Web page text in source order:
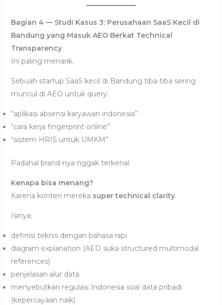
Bagian 4 — Studi Kasus 3: Perusahaan SaaS Kecil di
Bandung yang Masuk AEO Berkat Technical
Transparency
Ini paling menarik.
Sebuah startup SaaS kecil di Bandung tiba-tiba sering
muncul di AEO untuk query:
“aplikasi absensi karyawan indonesia”
“cara kerja fingerprint online”
“sistem HRIS untuk UMKM”
Padahal brand-nya nggak terkenal.
Kenapa bisa menang?
Karena konten mereka super technical clarity.
Isinya:
definisi teknis dengan bahasa rapi
diagram explanation (AEO suka structured multimodal
references)
penjelasan alur data
menyebutkan regulasi Indonesia soal data pribadi
(kepercayaan naik)